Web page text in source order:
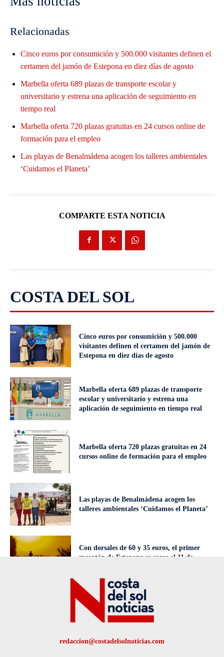
Relacionadas
Cinco euros por consumición y 500.000 visitantes definen el
certamen del jamón de Estepona en diez días de agosto
Marbella oferta 689 plazas de transporte escolar y
universitario y estrena una aplicación de seguimiento en
tiempo real
Marbella oferta 720 plazas gratuitas en 24 cursos online de
formación para el empleo
Las playas de Benalmádena acogen los talleres ambientales
‘Cuidamos el Planeta’
COMPARTE ESTA NOTICIA
COSTA DEL SOL
Cinco euros por consumición y 500.000
visitantes definen el certamen del jamón de
Estepona en diez días de agosto
Marbella oferta 689 plazas de transporte
escolar y universitario y estrena una
aplicación de seguimiento en tiempo real
Marbella oferta 720 plazas gratuitas en 24
cursos online de formación para el empleo
Las playas de Benalmádena acogen los
talleres ambientales ‘Cuidamos el Planeta’
Con dorsales de 60 y 35 euros, el primer
maratón de Estepona se corre el 11 de
redaccion@costadelsolnoticias.com